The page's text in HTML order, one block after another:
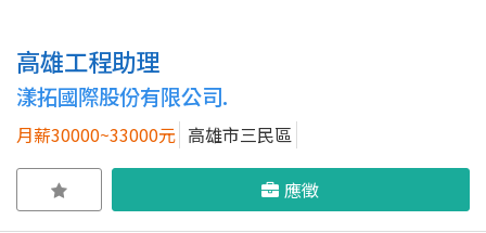
高雄工程助理
漾拓國際股份有限公司.
月薪30000~33000元 高雄市三民區
應徵